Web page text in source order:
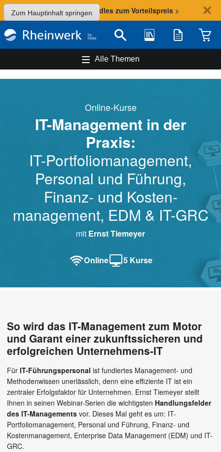
Zum Hauptinhalt springen
Sommer-Aktion: Bundles zum Vorteilspreis >
Suche Bibliothek Merkliste
Alle Themen
Online-Kurse
IT-Management in der
Praxis:
IT-Portfolio­management,
Personal und Führung,
Finanz- und Kosten­
management, EDM & IT-GRC
mit Ernst Tiemeyer
Online 5 Kurse
So wird das IT-Management zum Motor
und Garant einer zukunftssicheren und
erfolgreichen Unternehmens-IT
Für IT-Führungspersonal ist fundiertes Management- und
Methodenwissen unerlässlich, denn eine effiziente IT ist ein
zentraler Erfolgsfaktor für Unternehmen. Ernst Tiemeyer stellt
Ihnen in seinen Webinar-Serien die wichtigsten Handlungsfelder
des IT-Managements vor. Dieses Mal geht es um: IT-
Portfoliomanagement, Personal und Führung, Finanz- und
Kostenmanagement, Enterprise Data Management (EDM) und IT-
GRC.